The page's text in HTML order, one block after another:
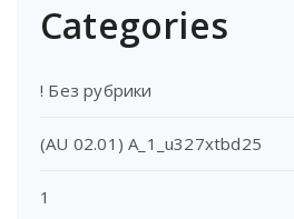
Categories
! Без рубрики
(AU 02.01) A_1_u327xtbd25
1